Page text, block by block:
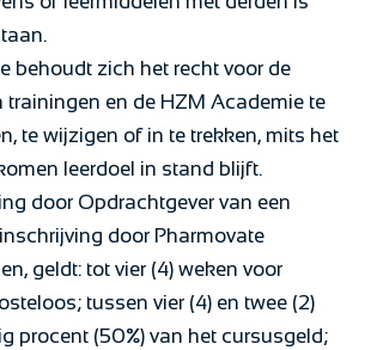
behoudt zich het recht voor de
trainingen en de HZM Academie te
te wijzigen of in te trekken, mits het
leerdoel in stand blijft.
door Opdrachtgever van een
door Pharmovate
geldt: tot vier (4) weken voor
tussen vier (4) en twee (2)
procent (50%) van het cursusgeld;